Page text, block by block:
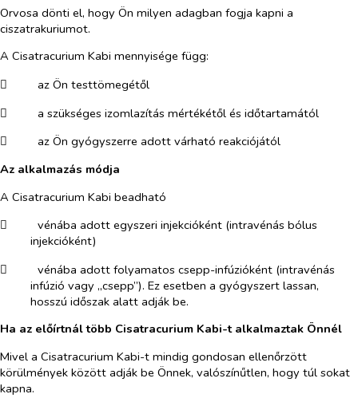
Orvosa dönti el, hogy Ön milyen adagban fogja kapni a
ciszatrakuriumot.
A Cisatracurium Kabi mennyisége függ:
​
az Ön testtömegétől
​
a szükséges izomlazítás mértékétől és időtartamától
​
az Ön gyógyszerre adott várható reakciójától
Az alkalmazás módja
A Cisatracurium Kabi beadható
​
vénába adott egyszeri injekcióként (intravénás bólus
injekcióként)
​
vénába adott folyamatos csepp-infúzióként (intravénás
infúzió vagy „csepp”). Ez esetben a gyógyszert lassan,
hosszú időszak alatt adják be.
Ha az előírtnál több Cisatracurium Kabi-t alkalmaztak Önnél
Mivel a Cisatracurium Kabi-t mindig gondosan ellenőrzött
körülmények között adják be Önnek, valószínűtlen, hogy túl sokat
kapna.